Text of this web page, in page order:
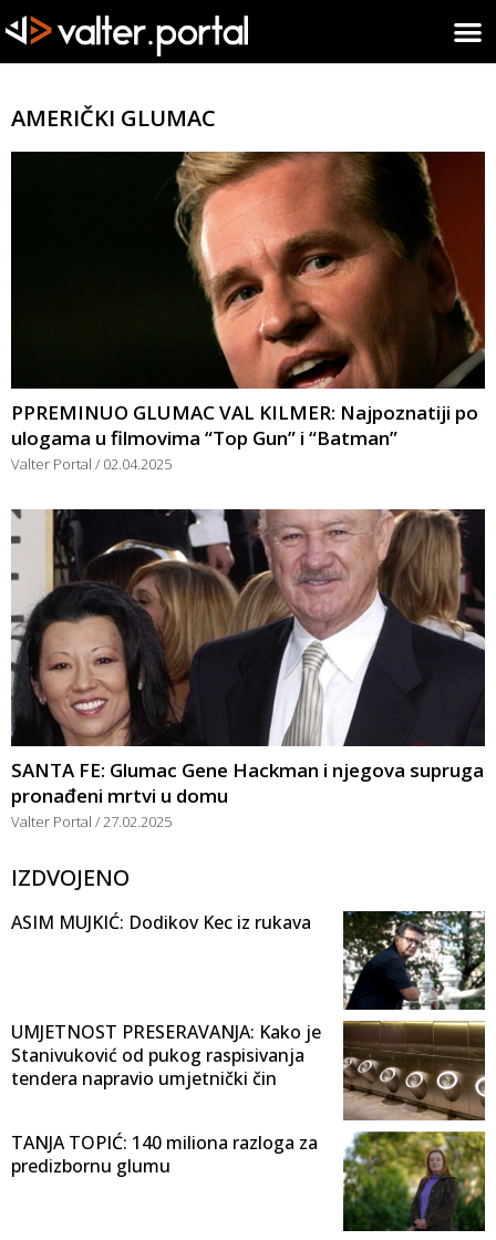
AMERIČKI GLUMAC
PPREMINUO GLUMAC VAL KILMER: Najpoznatiji po
ulogama u filmovima “Top Gun” i “Batman”
Valter Portal 02.04.2025
SANTA FE: Glumac Gene Hackman i njegova supruga
pronađeni mrtvi u domu
Valter Portal 27.02.2025
IZDVOJENO
ASIM MUJKIĆ: Dodikov Kec iz rukava
UMJETNOST PRESERAVANJA: Kako je
Stanivuković od pukog raspisivanja
tendera napravio umjetnički čin
TANJA TOPIĆ: 140 miliona razloga za
predizbornu glumu